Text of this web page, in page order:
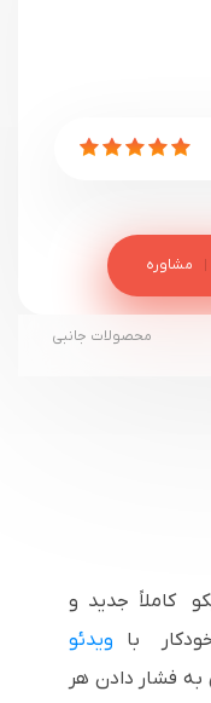
مشاوره
محصولات جانبی
کاملاً جدید و
با ویدئو
به فشار دادن هر